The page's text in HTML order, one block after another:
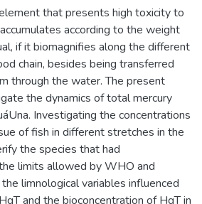
that presents high toxicity to
according to the weight
if it biomagnifies along the different
chain, besides being transferred
through the water. The present
the dynamics of total mercury
Investigating the concentrations
of fish in different stretches in the
the species that had
limits allowed by WHO and
limnological variables influenced
and the bioconcentration of HgT in